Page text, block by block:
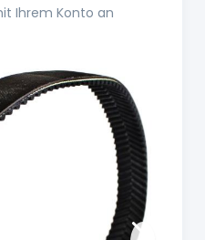
Ihrem Konto an